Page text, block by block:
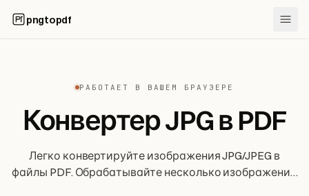
pngtopdf
РАБОТАЕТ В ВАШЕМ БРАУЗЕРЕ
Конвертер JPG в PDF
Легко конвертируйте изображения JPG/JPEG в
файлы PDF. Обрабатывайте несколько изображений